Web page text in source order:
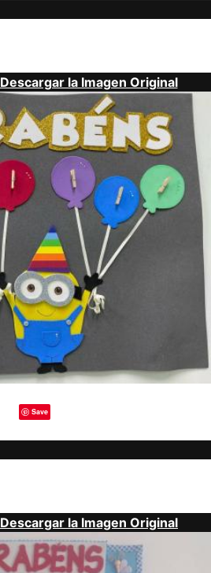
Descargar la Imagen Original
Save
Descargar la Imagen Original